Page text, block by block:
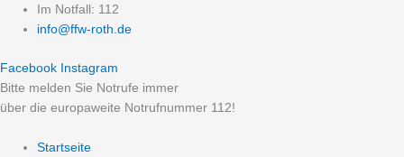
Zum
Inhalt
Im Notfall: 112
info@ffw-roth.de
Facebook Instagram
Bitte melden Sie Notrufe immer
über die europaweite Notrufnummer 112!
Startseite